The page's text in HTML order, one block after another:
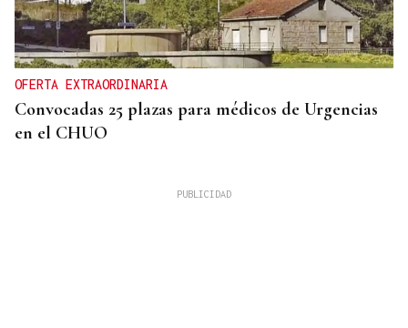
OFERTA EXTRAORDINARIA
Convocadas 25 plazas para médicos de Urgencias
en el CHUO